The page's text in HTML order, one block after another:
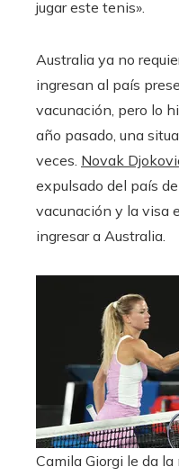
jugar este tenis».
Australia ya no
ingresan al país
vacunación, pero lo
año pasado, una
veces. Novak
expulsado del país
vacunación y la visa
ingresar a Australia.
Camila Giorgi le da